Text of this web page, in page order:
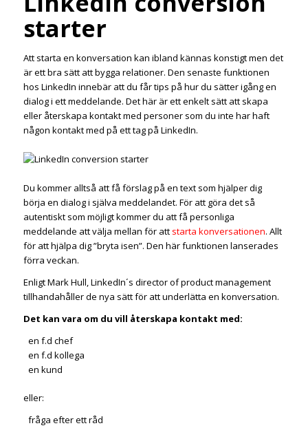
starter
Att starta en konversation kan ibland kännas konstigt men det
är ett bra sätt att bygga relationer. Den senaste funktionen
hos LinkedIn innebär att du får tips på hur du sätter igång en
dialog i ett meddelande. Det här är ett enkelt sätt att skapa
eller återskapa kontakt med personer som du inte har haft
någon kontakt med på ett tag på LinkedIn.
Du kommer alltså att få förslag på en text som hjälper dig
börja en dialog i själva meddelandet. För att göra det så
autentiskt som möjligt kommer du att få personliga
meddelande att välja mellan för att starta konversationen. Allt
för att hjälpa dig ”bryta isen”. Den här funktionen lanserades
förra veckan.
Enligt Mark Hull, LinkedIn´s director of product management
tillhandahåller de nya sätt för att underlätta en konversation.
Det kan vara om du vill återskapa kontakt med:
en f.d chef
en f.d kollega
en kund
eller:
fråga efter ett råd